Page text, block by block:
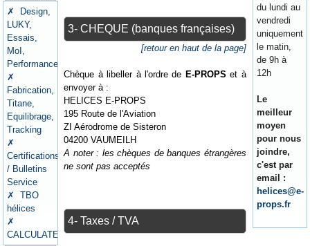
✗ Design,
LUKY,
Essais,
MoI,
Performances
✗
Fabrication,
Titane,
Equilibrage,
Tracking
✗
Certifications
/ Bulletins
Service
✗ TBO
hélices
✗
CALCULATEURS
3- CHEQUE (banques françaises)
[retour en haut de la page]
Chèque à libeller à l'ordre de E-PROPS et à
envoyer à :
HELICES E-PROPS
195 Route de l'Aviation
ZI Aérodrome de Sisteron
04200 VAUMEILH
A noter : les chèques de banques étrangères
ne sont pas acceptés
4- Taxes / TVA
du lundi au
vendredi
uniquement
le matin,
de 9h à
12h
Le
meilleur
moyen
pour nous
joindre,
c'est par
email :
helices@e-
props.fr